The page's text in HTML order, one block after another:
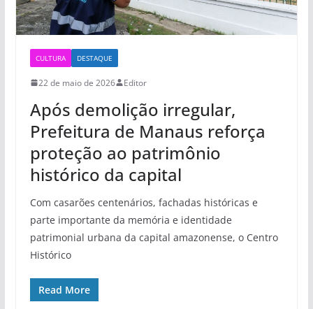
CULTURA DESTAQUE
22 de maio de 2026 Editor
Após demolição irregular,
Prefeitura de Manaus reforça
proteção ao patrimônio
histórico da capital
Com casarões centenários, fachadas históricas e
parte importante da memória e identidade
patrimonial urbana da capital amazonense, o Centro
Histórico
Read More